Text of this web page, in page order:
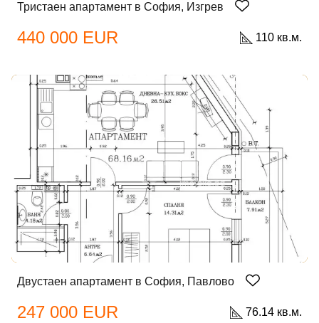
Тристаен апартамент в София, Изгрев
440 000 EUR 110 кв.м.
Двустаен апартамент в София, Павлово
247 000 EUR 76.14 кв.м.